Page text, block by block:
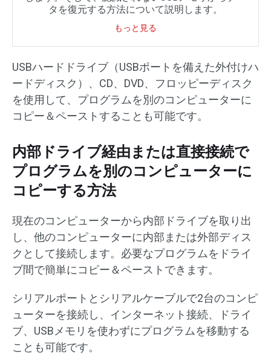
タを復元する方法について説明します。
もっと見る
USBハードドライブ（USBポートを備えた外付けハ
ードディスク）、CD、DVD、フロッピーディスク
を使用して、プログラムを別のコンピューターに
コピー＆ペーストすることも可能です。
内部ドライブ経由または直接接続で
プログラムを別のコンピューターに
コピーする方法
現在のコンピューターから内部ドライブを取り出
し、他のコンピューターに内部または外部ディス
クとして接続します。必要なプログラムをドライ
ブ間で簡単にコピー＆ペーストできます。
シリアルポートとシリアルケーブルで2台のコンピ
ューターを接続し、インターネット接続、ドライ
ブ、USBメモリを使わずにプログラムを移動する
ことも可能です。